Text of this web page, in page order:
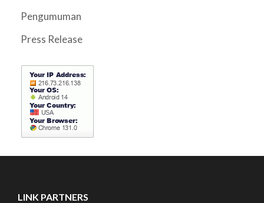
Pengumuman
Press Release
LINK PARTNERS